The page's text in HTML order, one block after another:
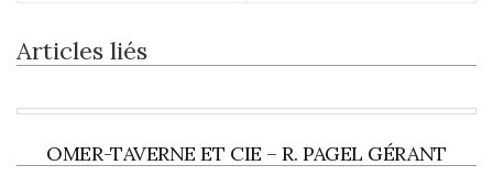
Articles liés
OMER-TAVERNE ET CIE – R. PAGEL GÉRANT